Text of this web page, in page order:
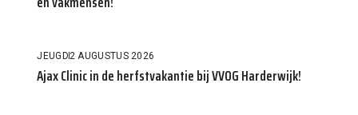
JEUGD2 AUGUSTUS 2026
Ajax Clinic in de herfstvakantie bij VVOG Harderwijk!